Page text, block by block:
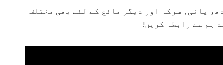
پانی، سرکہ اور دیگر مائع کے لئے بھی مختلف
ہم سے رابطہ کریں!